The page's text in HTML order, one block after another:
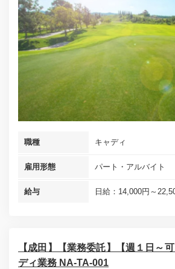
職種 キャディ
雇用形態 パート・アルバイト
給与 日給：14,000円～
【成田】【業務委託】【週１日～
ディ業務 NA-TA-001